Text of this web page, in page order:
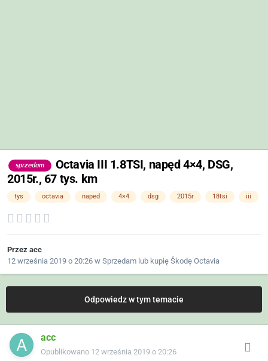
sprzedam
Octavia III 1.8TSI, napęd 4×4, DSG,
2015r., 67 tys. km
tys octavia naped 4×4 dsg 2015r 18tsi iii
Przez acc
12 września 2019 o 20:26 w Sprzedam lub kupię Škodę Octavia
Odpowiedz w tym temacie
acc
Opublikowano 12 września 2019 o 20:26